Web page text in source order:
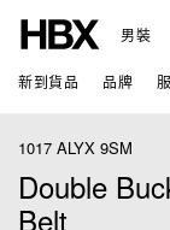
男裝
新到貨品 品牌
1017 ALYX 9SM
Double
Belt